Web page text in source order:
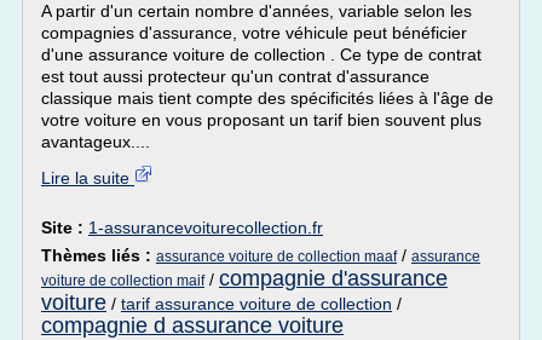
A partir d'un certain nombre d'années, variable selon les
compagnies d'assurance, votre véhicule peut bénéficier
d'une assurance voiture de collection . Ce type de contrat
est tout aussi protecteur qu'un contrat d'assurance
classique mais tient compte des spécificités liées à l'âge de
votre voiture en vous proposant un tarif bien souvent plus
avantageux....
Lire la suite
Site : 1-assurancevoiturecollection.fr
Thèmes liés : assurance voiture de collection maaf/ assurance
voiture de collection maif/ compagnie d'assurance
voiture / tarif assurance voiture de collection /
compagnie d assurance voiture